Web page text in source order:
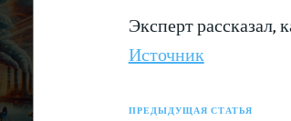
Эксперт
Источник
ПРЕДЫДУЩАЯ СТАТЬЯ